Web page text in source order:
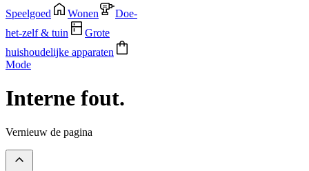
Speelgoed
Wonen
Doe-
het-zelf & tuin
Grote
huishoudelijke apparaten
Mode
Interne fout.
Vernieuw de pagina